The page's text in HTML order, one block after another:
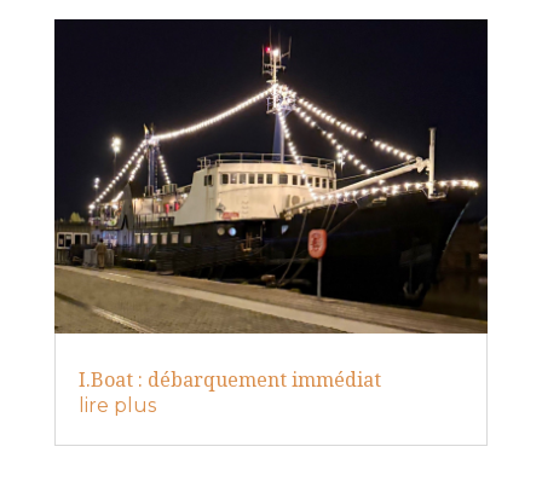
I.Boat : débarquement immédiat
lire plus